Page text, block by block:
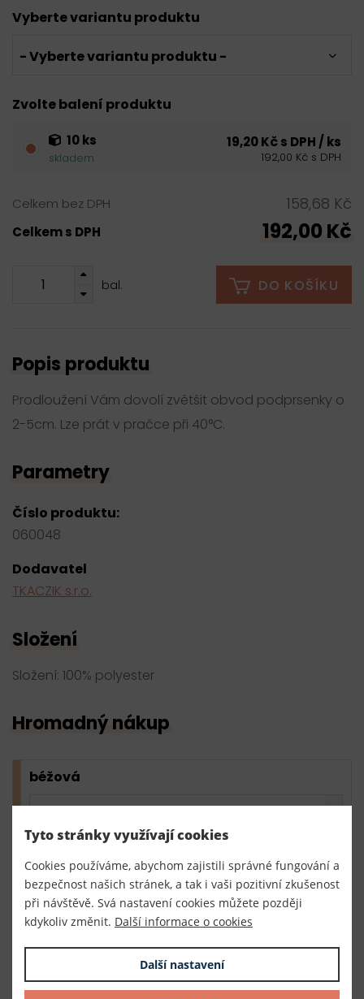
Vyberte variantu produktu
- Vyberte variantu produktu -
Zvolte balení produktu
10 ks
skladem
19,20 Kč s DPH / ks
192,00 Kč s DPH
Celkem bez DPH 158,68 Kč
Celkem s DPH 192,00 Kč
bal. DO KOŠÍKU
Popis produktu
Prodloužení Vám dovolí zvětšit obvod podprsenky o
2-5cm. Lze prát v pračce při 40°C.
Parametry
Číslo produktu:
060048
Dodavatel
TKACZIK s.r.o.
Složení
Složení: 100% polyester
Hromadný nákup
béžová
skladem
bal. 0,00 Kč s DPH
bílá
skladem
19,20 Kč s DPH / ks
192,00 Kč s DPH
Tyto stránky využívají cookies
Cookies používáme, abychom zajistili správné fungování a
bezpečnost našich stránek, a tak i vaši pozitivní zkušenost
při návštěvě. Svá nastavení cookies můžete později
kdykoliv změnit. Další informace o cookies
Další nastavení